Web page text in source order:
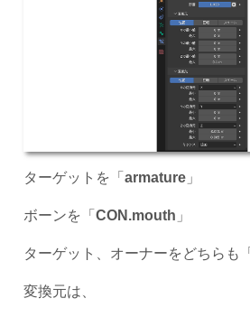
ターゲットを「 armature」
ボーンを「 CON.mouth 」
ターゲット、オーナーをどちらも「
変換元は、